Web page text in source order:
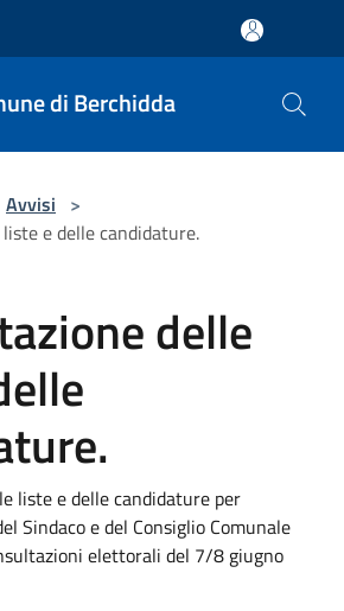
di Berchidda
Avvisi >
e delle candidature.
delle
liste e delle candidature per
Sindaco e del Consiglio Comunale
elettorali del 7/8 giugno